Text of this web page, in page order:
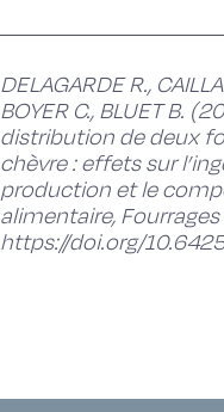
DELAGARDE R.,
BOYER C., BLUET B.
distribution de deux
chèvre : effets sur
production et le
alimentaire,
https://doi.org/